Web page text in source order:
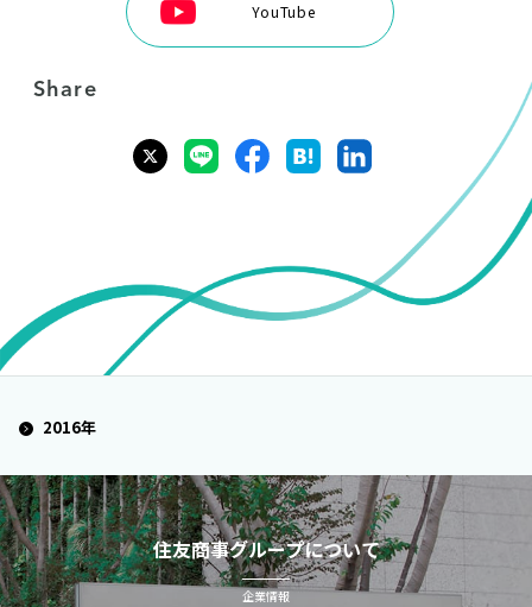
YouTube
Share
2016年
住友商事グループについて
企業情報